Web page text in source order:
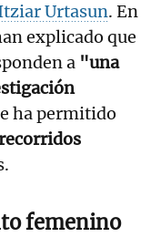
Urtasun. En
explicado que
a "una
ha permitido
femenino